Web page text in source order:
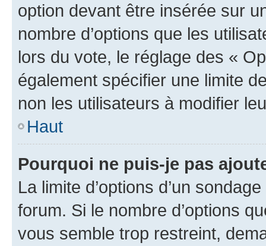
option devant être insérée sur
nombre d’options que les
lors du vote, le réglage des «
également spécifier une limite
non les utilisateurs à modifier
Haut
Pourquoi ne puis-je pas
La limite d’options d’un
forum. Si le nombre d’options
vous semble trop restreint,